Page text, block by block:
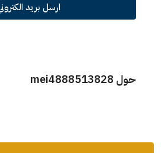
ارسل بريد الكتروني
حول mei4888513828